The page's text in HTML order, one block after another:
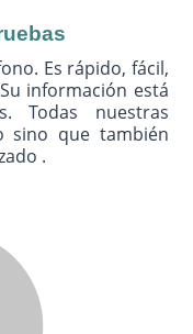
Es rápido, fácil,
información está
Todas nuestras
sino que también
.